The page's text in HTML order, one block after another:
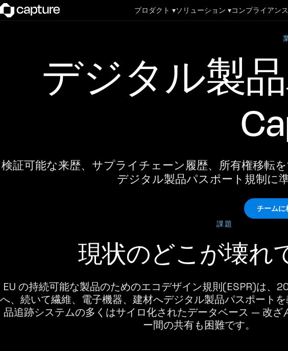
プロダクト ▾ソリューション ▾コンプライアン
デジタル製
検証可能な来歴、サプライチェーン履歴、所有権移転
デジタル製品パスポート規制に準
チームに
課題
現状のどこが壊れ
EU の持続可能な製品のためのエコデザイン規則(ESPR)は、
へ、続いて繊維、電子機器、建材へデジタル製品パスポート
品追跡システムの多くはサイロ化されたデータベース — 改ざ
ー間の共有も困難です。